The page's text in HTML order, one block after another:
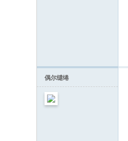
偶尔缱绻